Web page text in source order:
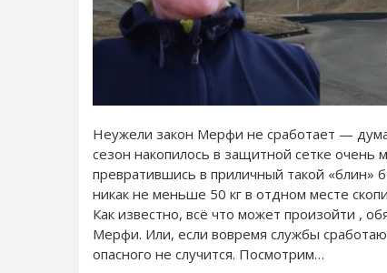
Неужели закон Мерфи не сработает —
сезон накопилось в защитной сетке очень
превратившись в приличный такой «блин»
никак не меньше 50 кг в отдном месте
Как известно, всё что может произойти ,
Мерфи. Или, если вовремя службы
опасного не случится. Посмотрим…